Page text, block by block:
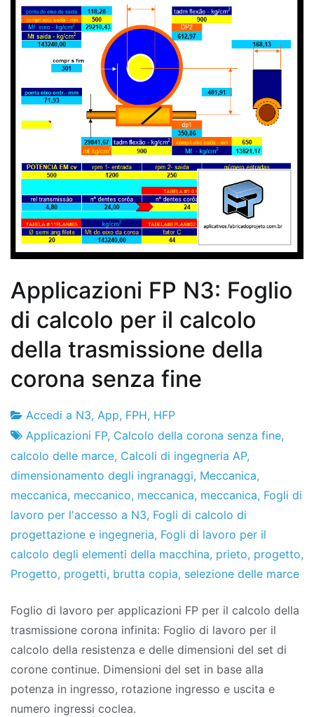
Applicazioni FP N3: Foglio
di calcolo per il calcolo
della trasmissione della
corona senza fine
Fabbrica
di
progetti
12
de
febbraio
de
2020
Accedi a N3, App, FPH, HFP
Applicazioni FP, Calcolo della corona senza fine,
calcolo delle marce, Calcoli di ingegneria AP,
dimensionamento degli ingranaggi, Meccanica,
meccanica, meccanico, meccanica, meccanica, Fogli di
lavoro per l'accesso a N3, Fogli di calcolo di
progettazione e ingegneria, Fogli di lavoro per il
calcolo degli elementi della macchina, prieto, progetto,
Progetto, progetti, brutta copia, selezione delle marce
Foglio di lavoro per applicazioni FP per il calcolo della
trasmissione corona infinita: Foglio di lavoro per il
calcolo della resistenza e delle dimensioni del set di
corone continue. Dimensioni del set in base alla
potenza in ingresso, rotazione ingresso e uscita e
numero ingressi coclea.